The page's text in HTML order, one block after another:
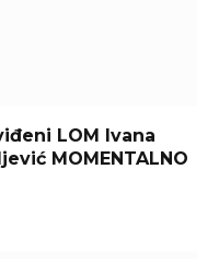
LOM Ivana
MOMENTALNO